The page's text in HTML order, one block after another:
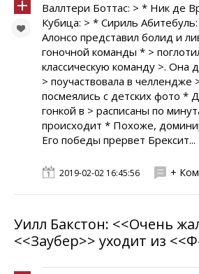
Валлтери Боттас: > * Ник де
Кубица: > * Сириль
Алонсо представил болид и
гоночной команды * >
классическую команду >. Она
> поучаствовала в челлендже
посмеялись с детских фото *
гонкой в > расписаны по
происходит * Похоже,
Его победы прервет Брексит...
2019-02-02 16:45:56 +
Уилл Бакстон: <<Очень
<<Заубер>> уходит из